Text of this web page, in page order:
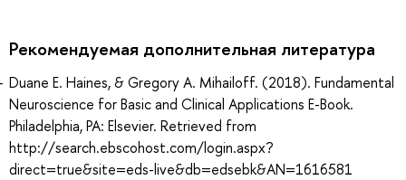
Рекомендуемая дополнительная литература
Duane E. Haines, & Gregory A. Mihailoff. (2018). Fundamental
Neuroscience for Basic and Clinical Applications E-Book.
Philadelphia, PA: Elsevier. Retrieved from
http://search.ebscohost.com/login.aspx?
direct=true&site=eds-live&db=edsebk&AN=1616581